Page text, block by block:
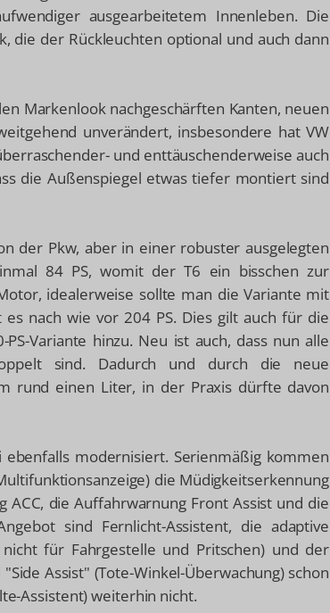
ausgearbeitetem Innenleben. Die
die der Rückleuchten optional und auch dann
Markenlook nachgeschärften Kanten, neuen
unverändert, insbesondere hat VW
und enttäuschenderweise auch
die Außenspiegel etwas tiefer montiert sind
der Pkw, aber in einer robuster ausgelegten
84 PS, womit der T6 ein bisschen zur
idealerweise sollte man die Variante mit
nach wie vor 204 PS. Dies gilt auch für die
Variante hinzu. Neu ist auch, dass nun alle
sind. Dadurch und durch die neue
rund einen Liter, in der Praxis dürfte davon
modernisiert. Serienmäßig kommen
die Müdigkeitserkennung
ACC, die Auffahrwarnung Front Assist und die
sind Fernlicht-Assistent, die adaptive
für Fahrgestelle und Pritschen) und der
Assist" (Tote-Winkel-Überwachung) schon
Assistent) weiterhin nicht.